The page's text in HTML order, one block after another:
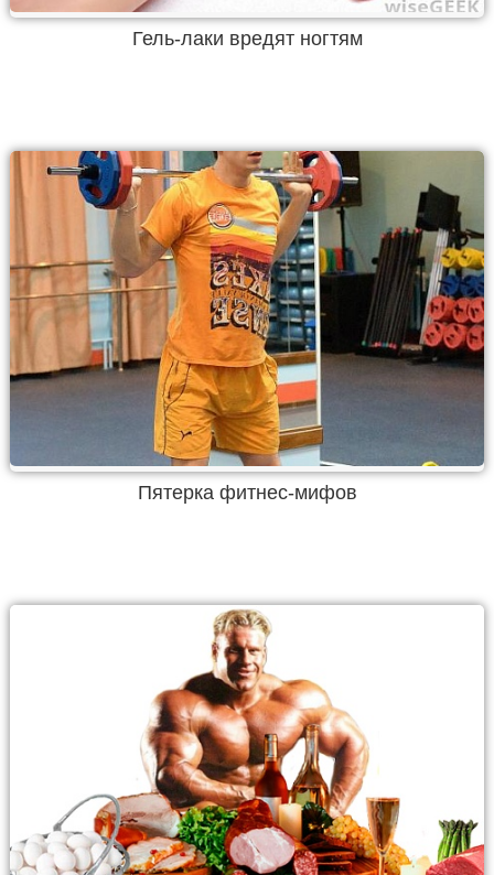
Гель-лаки вредят ногтям
Пятерка фитнес-мифов